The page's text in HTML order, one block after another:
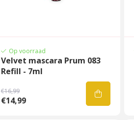
Op voorraad
Velvet mascara Prum 083
Refill - 7ml
€16,99
€14,99